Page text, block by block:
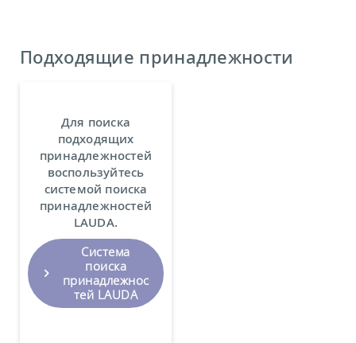
Подходящие принадлежности
Для поиска
подходящих
принадлежностей
воспользуйтесь
системой поиска
принадлежностей
LAUDA.
Система
поиска
принадлежнос
тей LAUDA